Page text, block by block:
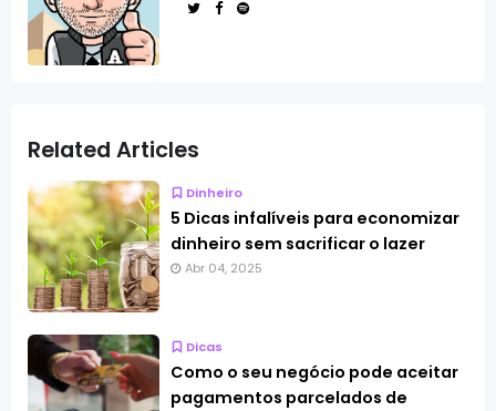
Related Articles
Dinheiro
5 Dicas infalíveis para economizar
dinheiro sem sacrificar o lazer
Abr 04, 2025
Dicas
Como o seu negócio pode aceitar
pagamentos parcelados de